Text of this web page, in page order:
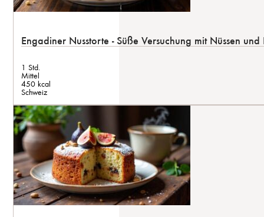
Engadiner Nusstorte - Süße Versuchung mit Nüssen
1 Std.
Mittel
450 kcal
Schweiz